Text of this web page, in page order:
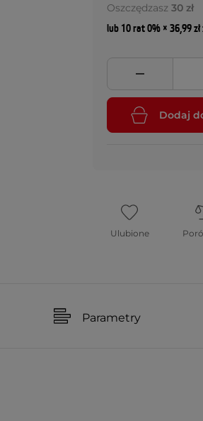
Oszczędzasz 30 zł
lub 10 rat 0% × 36,99 zł
Dodaj
Ulubione
Parametry